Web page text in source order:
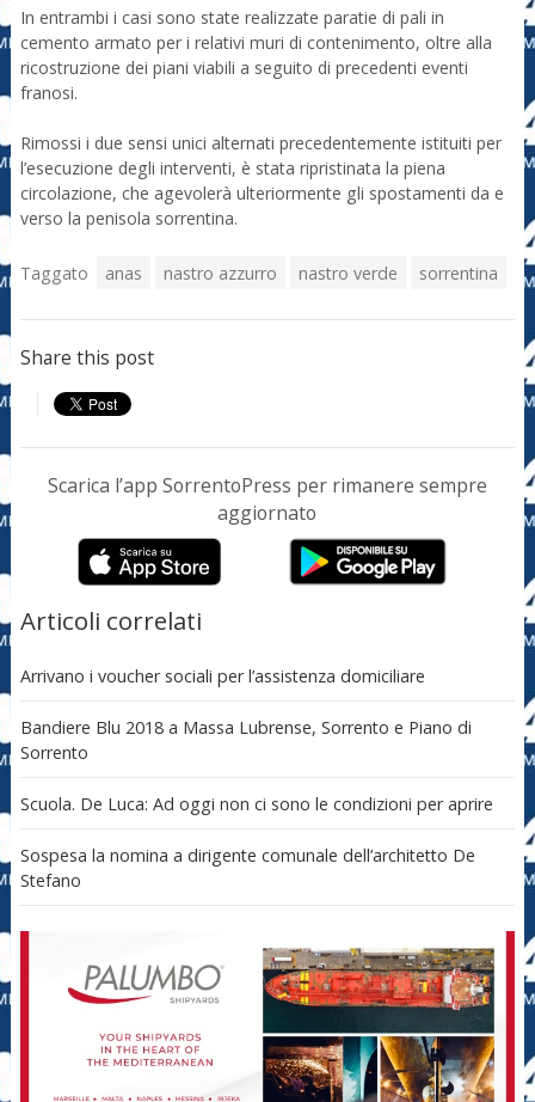
In entrambi i casi sono state realizzate paratie di pali in
cemento armato per i relativi muri di contenimento, oltre alla
ricostruzione dei piani viabili a seguito di precedenti eventi
franosi.
Rimossi i due sensi unici alternati precedentemente istituiti per
l’esecuzione degli interventi, è stata ripristinata la piena
circolazione, che agevolerà ulteriormente gli spostamenti da e
verso la penisola sorrentina.
Taggato anas nastro azzurro nastro verde sorrentina
Share this post
Scarica l’app SorrentoPress per rimanere sempre
aggiornato
Articoli correlati
Arrivano i voucher sociali per l’assistenza domiciliare
Bandiere Blu 2018 a Massa Lubrense, Sorrento e Piano di
Sorrento
Scuola. De Luca: Ad oggi non ci sono le condizioni per aprire
Sospesa la nomina a dirigente comunale dell’architetto De
Stefano